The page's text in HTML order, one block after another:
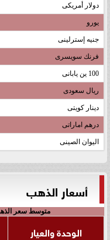
دولار أمريكى
يورو
جنيه إسترلينى
فرنك سويسرى
100 ين يابانى
ريال سعودى
دينار كويتى
درهم اماراتى
اليوان الصينى
أسعار الذهب
متوسط سعر
الوحدة والعيار